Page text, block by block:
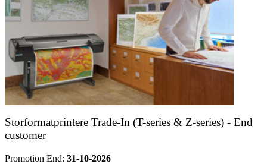
Storformatprintere Trade-In (T-series & Z-series) - End
customer
Promotion End: 31-10-2026